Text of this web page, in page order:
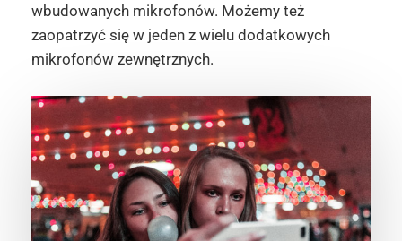
wbudowanych mikrofonów. Możemy też
zaopatrzyć się w jeden z wielu dodatkowych
mikrofonów zewnętrznych.